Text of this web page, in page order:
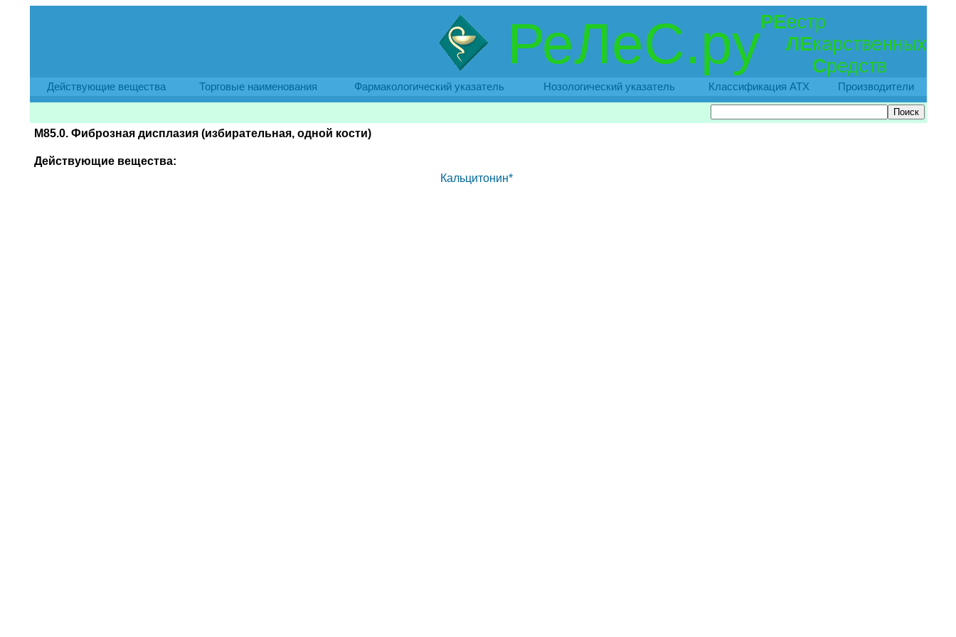
РеЛеС.руРЕестр
ЛЕкарственных
Средств
Действующие вещества Торговые наименования Фармакологический указатель Нозологический указатель Классификация АТХ Производители
M85.0. Фиброзная дисплазия (избирательная, одной кости)
Действующие вещества:
Кальцитонин*